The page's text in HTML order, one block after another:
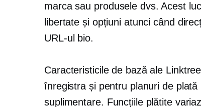
marca sau produsele dvs. Acest
libertate și opțiuni atunci când
URL-ul bio.
Caracteristicile de bază ale
înregistra și pentru planuri de
suplimentare. Funcțiile plătite